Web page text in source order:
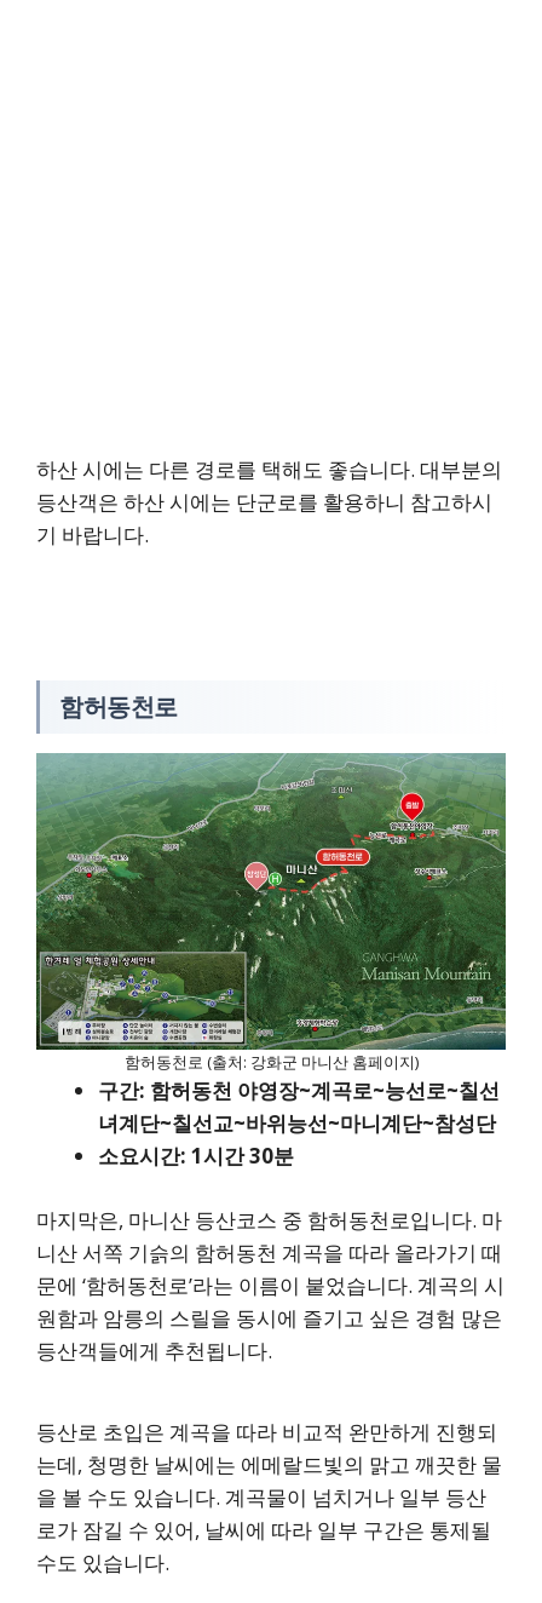
하산 시에는 다른 경로를 택해도 좋습니다. 대부분의
등산객은 하산 시에는 단군로를 활용하니 참고하시
기 바랍니다.
함허동천로
함허동천로 (출처: 강화군 마니산 홈페이지)
구간: 함허동천 야영장~계곡로~능선로~칠선
녀계단~칠선교~바위능선~마니계단~참성단
소요시간: 1시간 30분
마지막은, 마니산 등산코스 중 함허동천로입니다. 마
니산 서쪽 기슭의 함허동천 계곡을 따라 올라가기 때
문에 ‘함허동천로’라는 이름이 붙었습니다. 계곡의 시
원함과 암릉의 스릴을 동시에 즐기고 싶은 경험 많은
등산객들에게 추천됩니다.
등산로 초입은 계곡을 따라 비교적 완만하게 진행되
는데, 청명한 날씨에는 에메랄드빛의 맑고 깨끗한 물
을 볼 수도 있습니다. 계곡물이 넘치거나 일부 등산
로가 잠길 수 있어, 날씨에 따라 일부 구간은 통제될
수도 있습니다.